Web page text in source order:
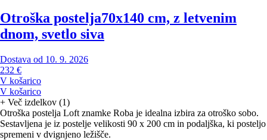
Otroška postelja70x140 cm, z letvenim
dnom, svetlo siva
Dostava od 10. 9. 2026
232 €
V košarico
V košarico
+ Več izdelkov (1)
Otroška postelja Loft znamke Roba je idealna izbira za otroško sobo.
Sestavljena je iz postelje velikosti 90 x 200 cm in podaljška, ki posteljo
spremeni v dvignjeno ležišče.